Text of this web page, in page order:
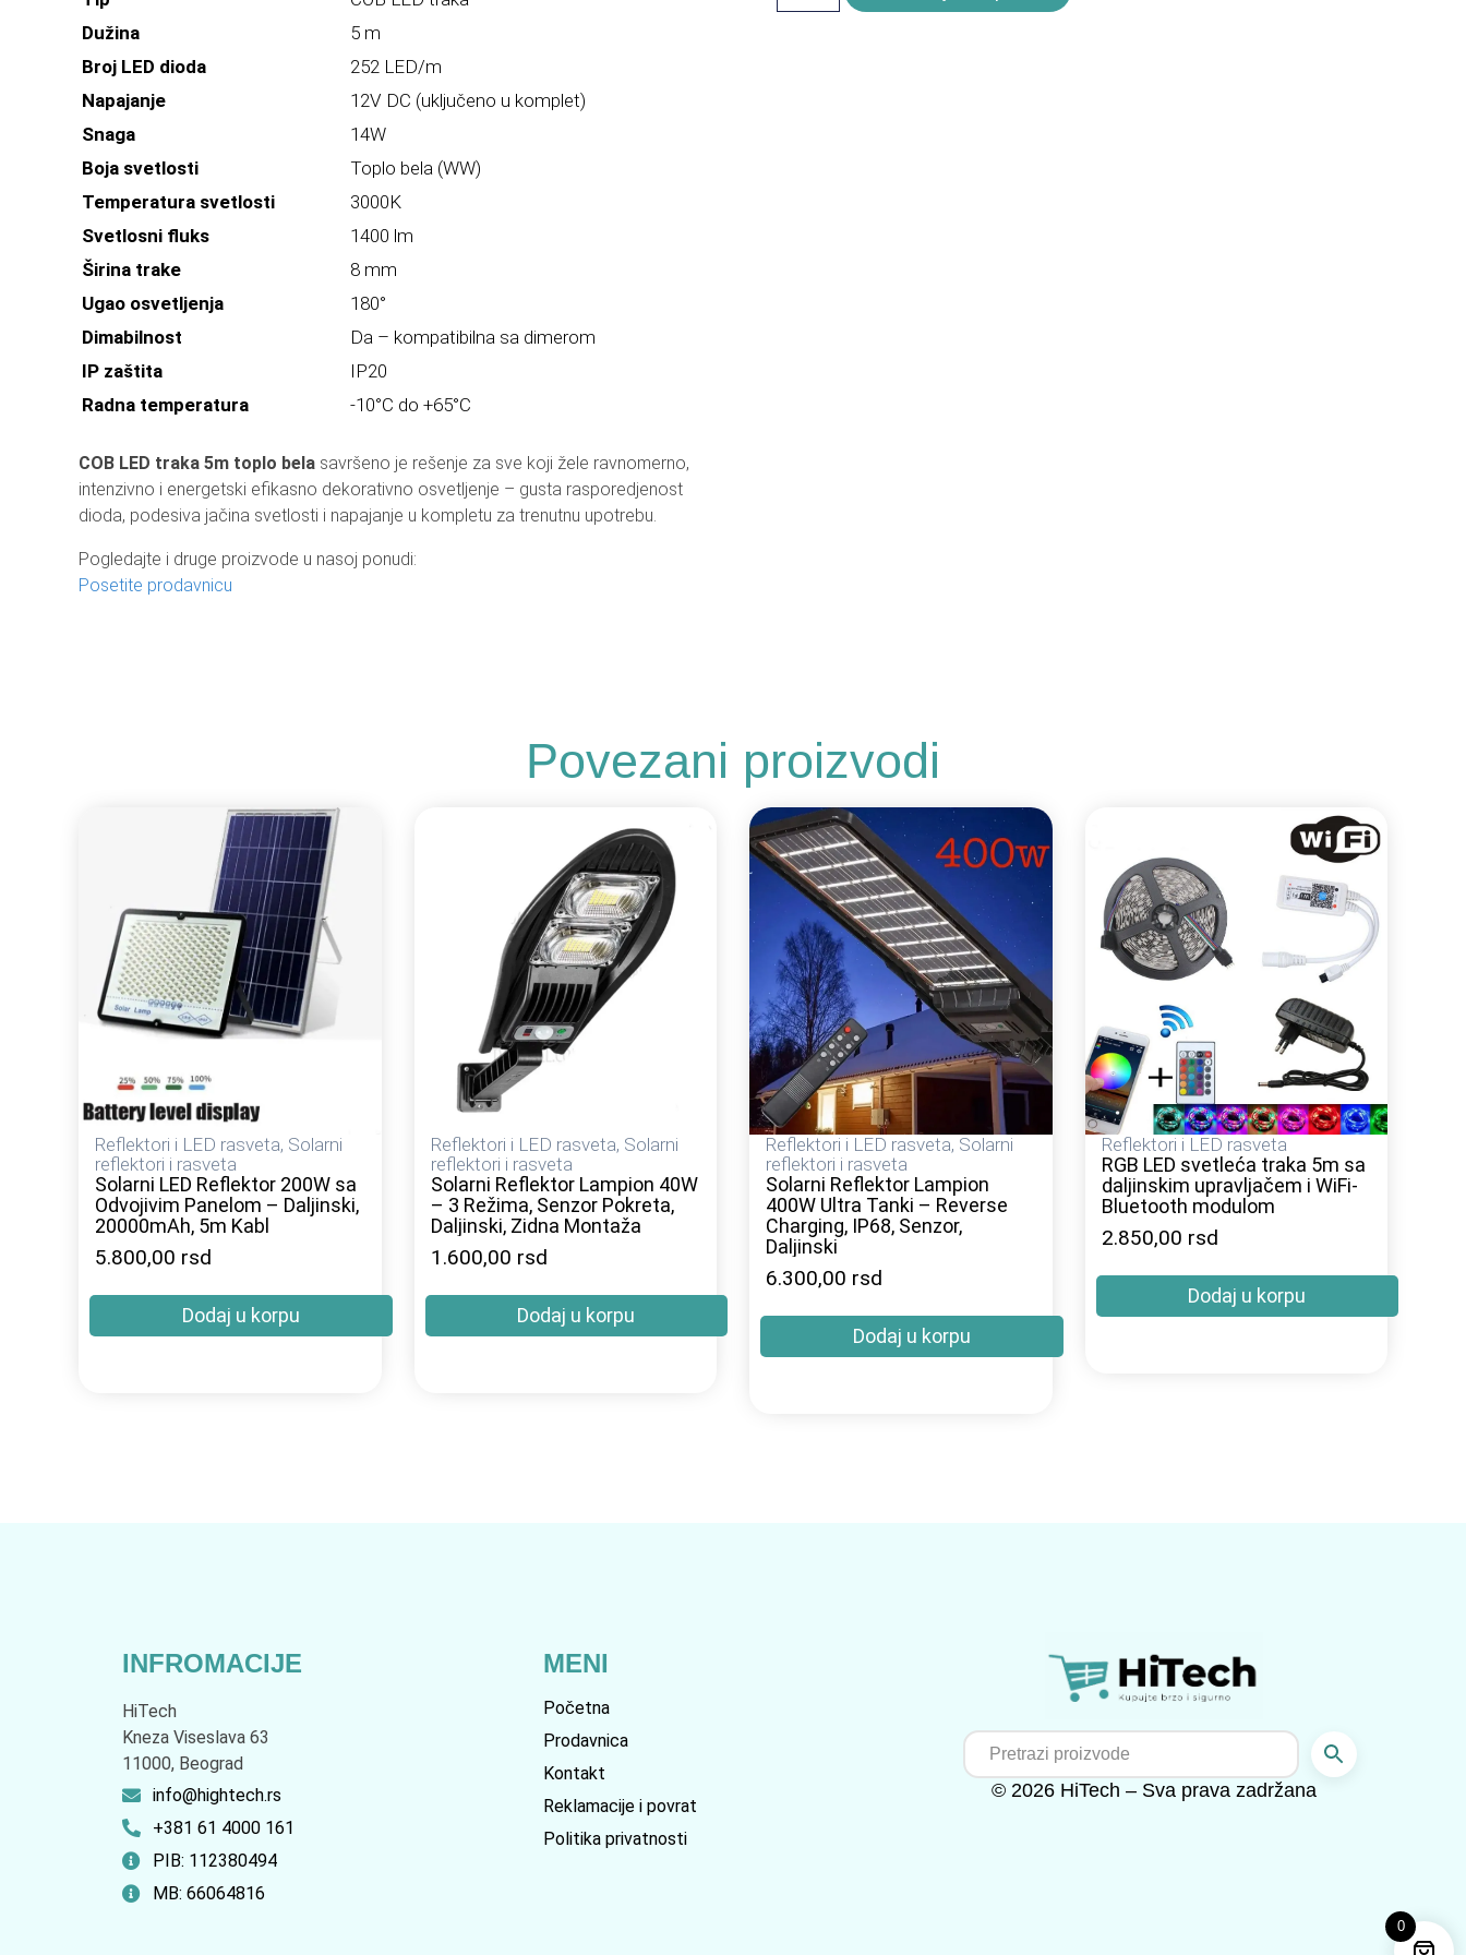
Dužina
5 m
Broj LED dioda
252 LED/m
Napajanje
12V DC (uključeno u komplet)
Snaga
14W
Boja svetlosti
Toplo bela (WW)
Temperatura svetlosti
3000K
Svetlosni fluks
1400 lm
Širina trake
8 mm
Ugao osvetljenja
180°
Dimabilnost
Da – kompatibilna sa dimerom
IP zaštita
IP20
Radna temperatura
-10°C do +65°C
COB LED traka 5m toplo bela savršeno je rešenje za sve koji žele ravnomerno,
intenzivno i energetski efikasno dekorativno osvetljenje – gusta rasporedjenost
dioda, podesiva jačina svetlosti i napajanje u kompletu za trenutnu upotrebu.
Pogledajte i druge proizvode u nasoj ponudi:
Posetite prodavnicu
Povezani proizvodi
Reflektori i LED rasveta, Solarni
reflektori i rasveta
Solarni LED Reflektor 200W sa
Odvojivim Panelom – Daljinski,
20000mAh, 5m Kabl
5.800,00 rsd
Dodaj u korpu
Reflektori i LED rasveta, Solarni
reflektori i rasveta
Solarni Reflektor Lampion 40W
– 3 Režima, Senzor Pokreta,
Daljinski, Zidna Montaža
1.600,00 rsd
Dodaj u korpu
Reflektori i LED rasveta, Solarni
reflektori i rasveta
Solarni Reflektor Lampion
400W Ultra Tanki – Reverse
Charging, IP68, Senzor,
Daljinski
6.300,00 rsd
Dodaj u korpu
Reflektori i LED rasveta
RGB LED svetleća traka 5m sa
daljinskim upravljačem i WiFi-
Bluetooth modulom
2.850,00 rsd
Dodaj u korpu
INFROMACIJE
HiTech
Kneza Viseslava 63
11000, Beograd
info@hightech.rs
+381 61 4000 161
PIB: 112380494
MB: 66064816
MENI
Početna
Prodavnica
Kontakt
Reklamacije i povrat
Politika privatnosti
© 2026 HiTech – Sva prava zadržana
0